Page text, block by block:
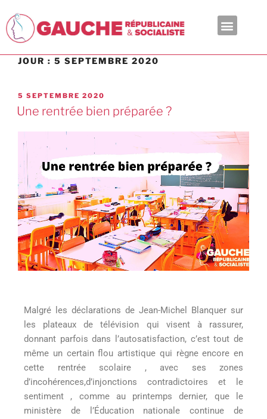
JOUR : 5 SEPTEMBRE 2020
5 SEPTEMBRE 2020
Une rentrée bien préparée ?
Malgré les déclarations de Jean-Michel Blanquer sur
les plateaux de télévision qui visent à rassurer,
donnant parfois dans l’autosatisfaction, c’est tout de
même un certain flou artistique qui règne encore en
cette rentrée scolaire , avec ses zones
d’incohérences,d’injonctions contradictoires et le
sentiment , comme au printemps dernier, que le
ministère de l’Éducation nationale continue de